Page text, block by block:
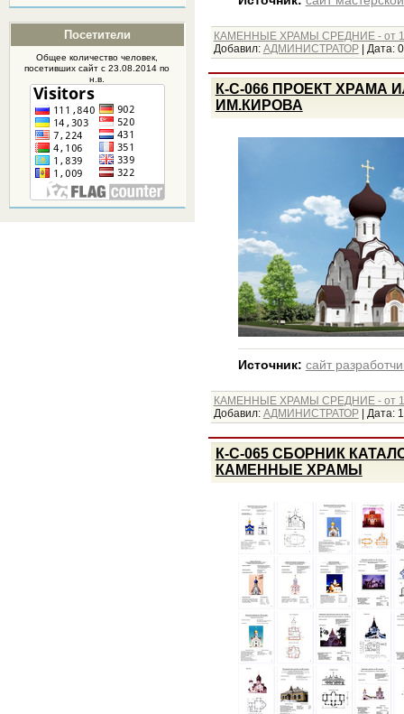
Посетители
Общее количество человек,
посетившихсайтс 23.08.2014 по
н.в.
КАМЕННЫЕ ХРАМЫ СРЕДНИЕ - от
Добавил: АДМИНИСТРАТОР| Дата:
К-С-066 ПРОЕКТ ХРАМА
ИМ.КИРОВА
Источник: сайт
КАМЕННЫЕ ХРАМЫ СРЕДНИЕ - от
Добавил: АДМИНИСТРАТОР| Дата:
К-С-065 СБОРНИК
КАМЕННЫЕ ХРАМЫ